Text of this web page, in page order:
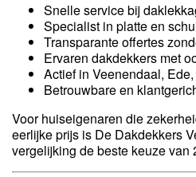
Snelle service bij
Specialist in platte en
Transparante offertes
Ervaren dakdekkers met
Actief in Veenendaal,
Betrouwbare en
Voor huiseigenaren die
eerlijke prijs is De Dakdekkers
vergelijking de beste keuze van